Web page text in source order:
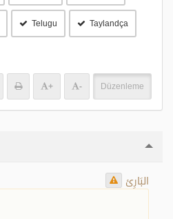
Telugu Taylandça
+ - Düzenleme
البَارِئ